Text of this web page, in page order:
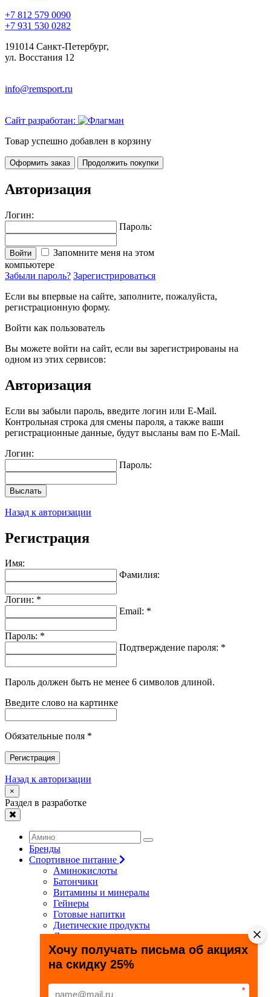
+7 812 579 0090
+7 931 530 0282
191014 Санкт-Петербург,
ул. Восстания 12
info@remsport.ru
Сайт разработан:
Товар успешно добавлен в корзину
Оформить заказ Продолжить покупки
Авторизация
Логин:
Пароль:
Войти
Запомните меня на этом
компьютере
Забыли пароль? Зарегистрироваться
Если вы впервые на сайте, заполните, пожалуйста,
регистрационную форму.
Войти как пользователь
Вы можете войти на сайт, если вы зарегистрированы на
одном из этих сервисов:
Авторизация
Если вы забыли пароль, введите логин или E-Mail.
Контрольная строка для смены пароля, а также ваши
регистрационные данные, будут высланы вам по E-Mail.
Логин:
Пароль:
Выслать
Назад к авторизации
Регистрация
Имя:
Фамилия:
Логин: *
Email: *
Пароль: *
Подтверждение пароля: *
Пароль должен быть не менее 6 символов длиной.
Введите слово на картинке
Обязательные поля *
Регистрация
Назад к авторизации
×
Раздел в разработке
Бренды
Спортивное питание
Аминокислоты
Батончики
Витамины и минералы
Гейнеры
Готовые напитки
Диетические продукты
Для связок и суставов
Жиросжигатели
Здоровье и долголетие
Креатин
Специальные препараты
Хочу получать письма об акциях
на скидку 25%
*